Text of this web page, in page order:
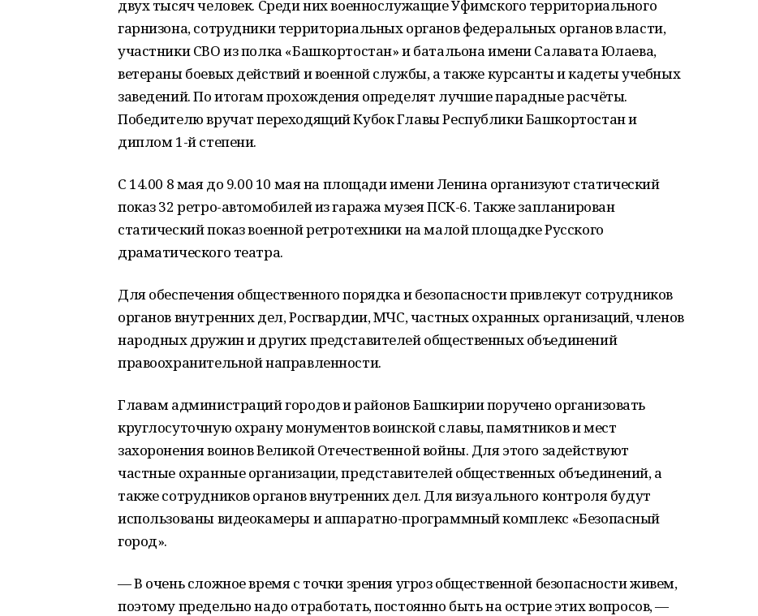
двух тысяч человек. Среди них военнослужащие Уфимского территориального
гарнизона, сотрудники территориальных органов федеральных органов власти,
участники СВО из полка «Башкортостан» и батальона имени Салавата Юлаева,
ветераны боевых действий и военной службы, а также курсанты и кадеты учебных
заведений. По итогам прохождения определят лучшие парадные расчёты.
Победителю вручат переходящий Кубок Главы Республики Башкортостан и
диплом 1-й степени.
С 14.00 8 мая до 9.00 10 мая на площади имени Ленина организуют статический
показ 32 ретро-автомобилей из гаража музея ПСК-6. Также запланирован
статический показ военной ретротехники на малой площадке Русского
драматического театра.
Для обеспечения общественного порядка и безопасности привлекут сотрудников
органов внутренних дел, Росгвардии, МЧС, частных охранных организаций, членов
народных дружин и других представителей общественных объединений
правоохранительной направленности.
Главам администраций городов и районов Башкирии поручено организовать
круглосуточную охрану монументов воинской славы, памятников и мест
захоронения воинов Великой Отечественной войны. Для этого задействуют
частные охранные организации, представителей общественных объединений, а
также сотрудников органов внутренних дел. Для визуального контроля будут
использованы видеокамеры и аппаратно-программный комплекс «Безопасный
город».
— В очень сложное время с точки зрения угроз общественной безопасности живем,
поэтому предельно надо отработать, постоянно быть на острие этих вопросов, —